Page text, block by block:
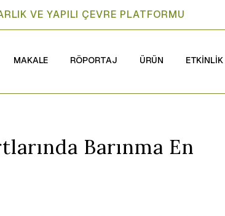
VE YAPILI ÇEVRE PLATFORMU
MAKALE RÖPORTAJ ÜRÜN ETKİNLİK
Barınma En